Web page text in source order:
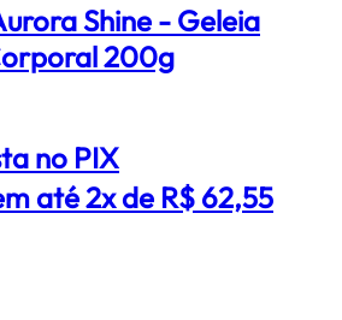
Shine - Geleia
200g
no PIX
até 2x de R$ 62,55